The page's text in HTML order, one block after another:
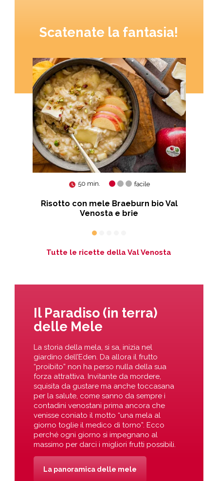
Scatenate la fantasia!
50 min. facile
Risotto con mele Braeburn bio Val
Venosta e brie
Tutte le ricette della Val Venosta
Il Paradiso (in terra)
delle Mele
La storia della mela, si sa, inizia nel
giardino dell’Eden. Da allora il frutto
“proibito” non ha perso nulla della sua
forza attrattiva. Invitante da mordere,
squisita da gustare ma anche toccasana
per la salute, come sanno da sempre i
contadini venostani prima ancora che
venisse coniato il motto “una mela al
giorno toglie il medico di torno”. Ecco
perché ogni giorno si impegnano al
massimo per darci i migliori frutti possibili.
La panoramica delle mele